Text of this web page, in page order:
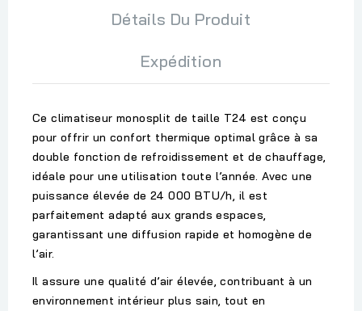
Détails Du Produit
Expédition
Ce climatiseur monosplit de taille T24 est conçu
pour offrir unconfort thermique optimal grâce à sa
double fonction de refroidissement et de chauffage,
idéale pour une utilisation toute l’année. Avec une
puissance élevée de 24 000 BTU/h, il est
parfaitement adapté aux grands espaces,
garantissant une diffusion rapide et homogène de
l’air.
Il assure une qualité d’air élevée, contribuant à un
environnement intérieur plus sain, tout en